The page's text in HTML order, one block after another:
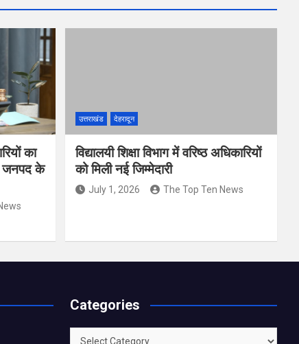
का
जनपद के
उत्तराखंड देहरादून
विद्यालयी शिक्षा विभाग में वरिष्ठ अधिकारियों
को मिली नई जिम्मेदारी
July 1, 2026 The Top Ten News
Categories
Categories